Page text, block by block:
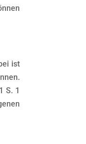
ist
S. 1